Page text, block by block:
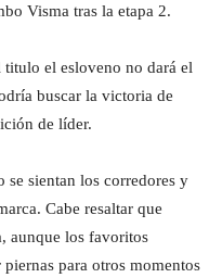
Visma tras la etapa 2.
el esloveno no dará el
buscar la victoria de
de líder.
se sientan los corredores y
Cabe resaltar que
aunque los favoritos
para otros momentos